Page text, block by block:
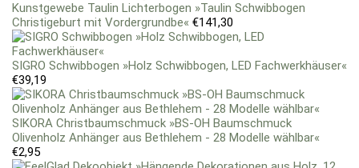
Kunstgewebe Taulin Lichterbogen »Taulin Schwibbogen
Christigeburt mit Vordergrundbe« €141,30
SIGRO Schwibbogen »Holz Schwibbogen, LED Fachwerkhäuser«
€39,19
SIKORA Christbaumschmuck »BS-OH Baumschmuck
Olivenholz Anhänger aus Bethlehem - 28 Modelle wählbar«
€2,95